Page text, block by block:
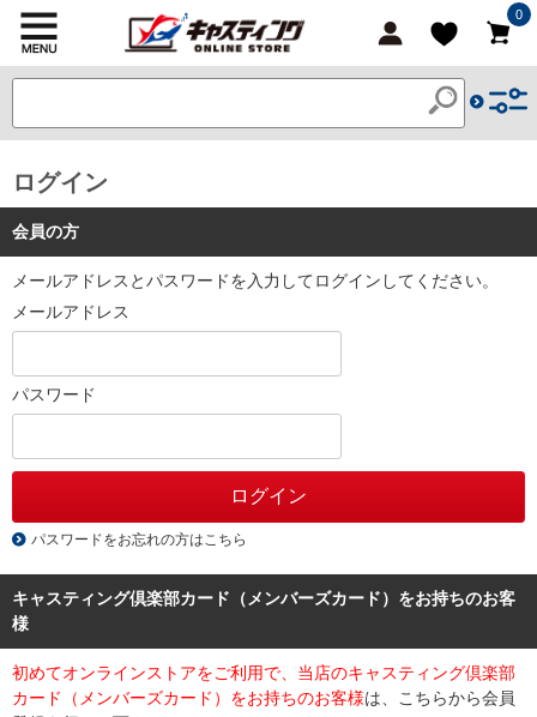
0
ログイン
会員の方
メールアドレスとパスワードを入力してログインしてください。
メールアドレス
パスワード
パスワードをお忘れの方はこちら
キャスティング倶楽部カード（メンバーズカード）をお持ちのお客
様
初めてオンラインストアをご利用で、当店のキャスティング倶楽部
カード（メンバーズカード）をお持ちのお客様は、こちらから会員